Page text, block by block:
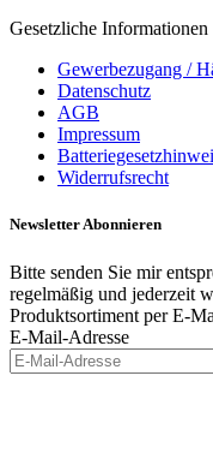
Gesetzliche Informationen
Gewerbezugang /
Datenschutz
AGB
Impressum
Widerrufsrecht
NewsletterAbonnieren
Bitte senden Sie mir
regelmäßig und jederzeit
Produktsortiment per E-
E-Mail-Adresse